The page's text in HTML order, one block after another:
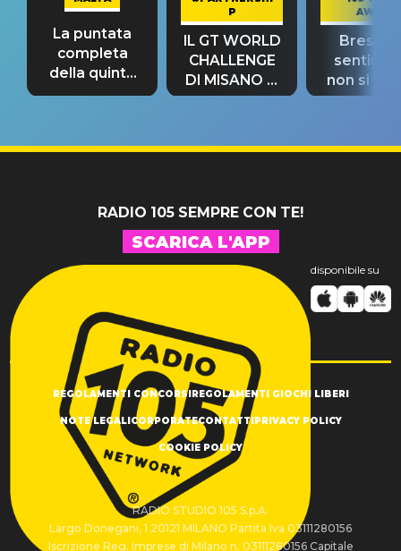
La puntata
completa
della quinta
tappa
P
IL GT WORLD
CHALLENGE
DI MISANO si
riconferma
AWAY
Bresh:
non si
fino alla
RADIO 105 SEMPRE CON TE!
SCARICA L'APP
disponibile su
REGOLAMENTI CONCORSI REGOLAMENTI GIOCHI LIBERI
NOTE LEGALI CORPORATECONTATTI PRIVACY POLICY
COOKIE POLICY
RADIO STUDIO 105 S.p.A.
Largo Donegani, 1 20121 MILANO Partita Iva 03111280156
Iscrizione Reg. Imprese di Milano n. 03111280156 Capitale